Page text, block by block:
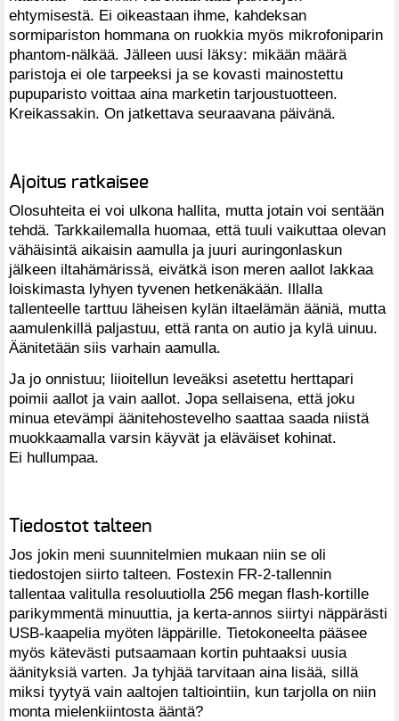
ehtymisestä. Ei oikeastaan ihme, kahdeksan
sormipariston hommana on ruokkia myös mikrofoniparin
phantom-nälkää. Jälleen uusi läksy: mikään määrä
paristoja ei ole tarpeeksi ja se kovasti mainostettu
pupuparisto voittaa aina marketin tarjoustuotteen.
Kreikassakin. On jatkettava seuraavana päivänä.
Ajoitus ratkaisee
Olosuhteita ei voi ulkona hallita, mutta jotain voi sentään
tehdä. Tarkkailemalla huomaa, että tuuli vaikuttaa olevan
vähäisintä aikaisin aamulla ja juuri auringonlaskun
jälkeen iltahämärissä, eivätkä ison meren aallot lakkaa
loiskimasta lyhyen tyvenen hetkenäkään. Illalla
tallenteelle tarttuu läheisen kylän iltaelämän ääniä, mutta
aamulenkillä paljastuu, että ranta on autio ja kylä uinuu.
Äänitetään siis varhain aamulla.
Ja jo onnistuu; liioitellun leveäksi asetettu herttapari
poimii aallot ja vain aallot. Jopa sellaisena, että joku
minua etevämpi äänitehostevelho saattaa saada niistä
muokkaamalla varsin käyvät ja eläväiset kohinat.
Ei hullumpaa.
Tiedostot talteen
Jos jokin meni suunnitelmien mukaan niin se oli
tiedostojen siirto talteen. Fostexin FR-2-tallennin
tallentaa valitulla resoluutiolla 256 megan flash-kortille
parikymmentä minuuttia, ja kerta-annos siirtyi näppärästi
USB-kaapelia myöten läppärille. Tietokoneelta pääsee
myös kätevästi putsaamaan kortin puhtaaksi uusia
äänityksiä varten. Ja tyhjää tarvitaan aina lisää, sillä
miksi tyytyä vain aaltojen taltiointiin, kun tarjolla on niin
monta mielenkiintosta ääntä?